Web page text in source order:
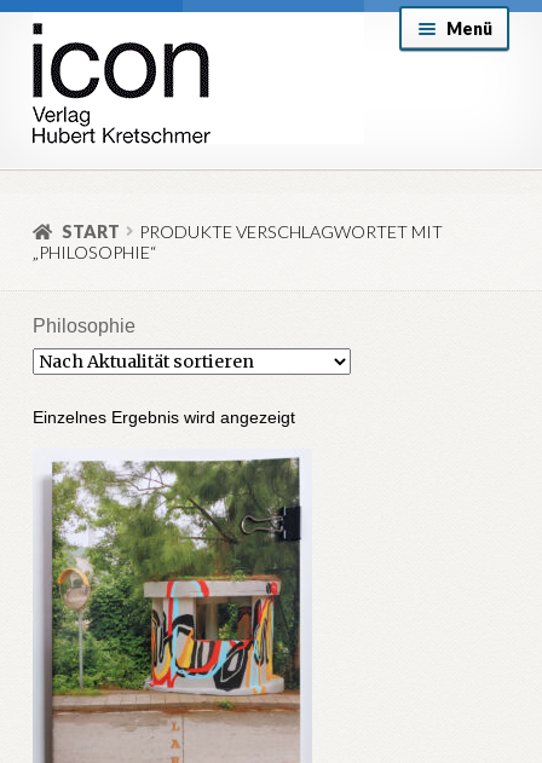
Zur
Navigation
springen
Zum
Inhalt
springen
Menü
About
Versand & Lieferung
Aktuell
START
PRODUKTE VERSCHLAGWORTET MIT
„PHILOSOPHIE“
Philosophie
Einzelnes Ergebnis wird angezeigt